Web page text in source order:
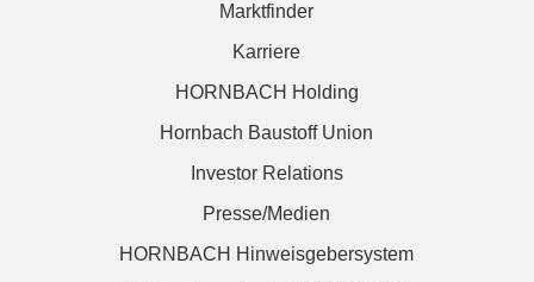
Marktfinder
Karriere
HORNBACH Holding
Hornbach Baustoff Union
Investor Relations
Presse/Medien
HORNBACH Hinweisgebersystem